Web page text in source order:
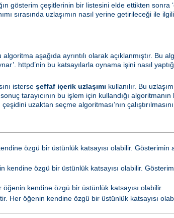
gösterim çeşitlerinin bir listesini elde ettikten sonra
sırasında uzlaşımın nasıl yerine getirileceği ile ilgili
algoritma aşağıda ayrıntılı olarak açıklanmıştır. Bu
httpd’nin bu katsayılarla oynama işini nasıl
isterse şeffaf içerik uzlaşımı kullanılır. Bu
tarayıcının bu işlem için kullandığı algoritmanın
uzaktan seçme algoritması’nın
özgü bir üstünlük katsayısı olabilir. Gösterimin
kendine özgü bir üstünlük katsayısı olabilir.
kendine özgü bir üstünlük katsayısı olabilir.
Her öğenin kendine özgü bir üstünlük katsayısı